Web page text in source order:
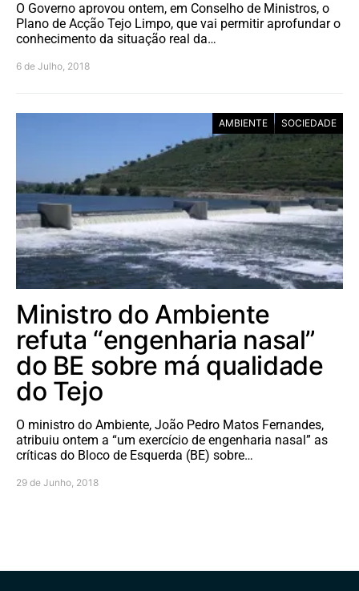
O Governo aprovou ontem, em Conselho de Ministros, o
Plano de Acção Tejo Limpo, que vai permitir aprofundar o
conhecimento da situação real da…
6 de Julho, 2018
AMBIENTE SOCIEDADE
Ministro do Ambiente
refuta “engenharia nasal”
do BE sobre má qualidade
do Tejo
O ministro do Ambiente, João Pedro Matos Fernandes,
atribuiu ontem a “um exercício de engenharia nasal” as
críticas do Bloco de Esquerda (BE) sobre…
29 de Junho, 2018